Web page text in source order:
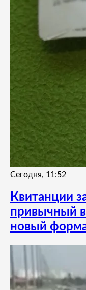
Сегодня, 11:52
Квитанции
привычный
новый